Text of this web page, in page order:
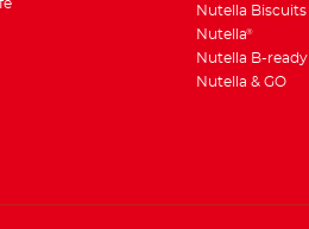
Nutella Biscuits
Nutella®
Nutella B-ready
Nutella & GO